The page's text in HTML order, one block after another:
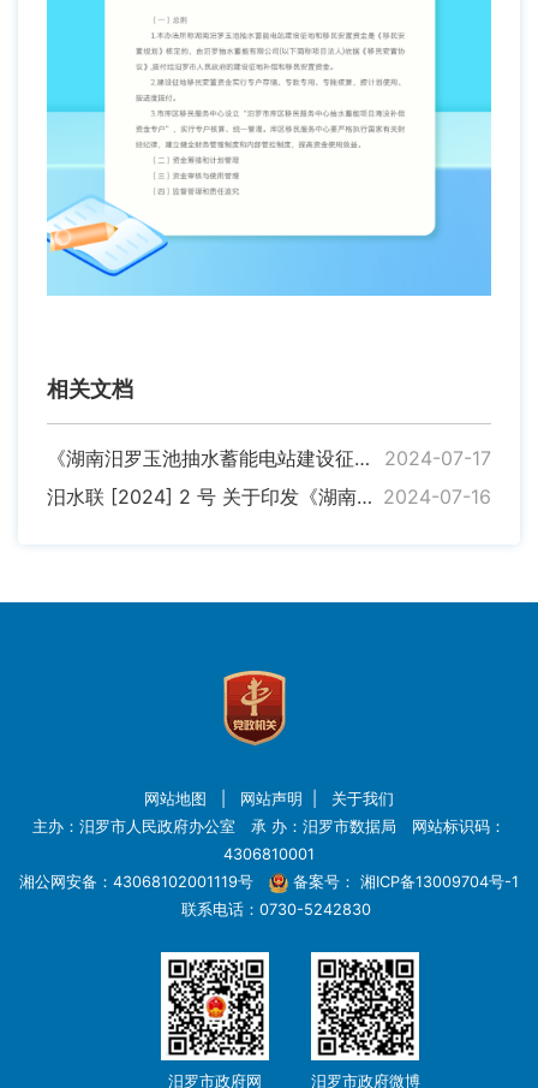
相关文档
《湖南汨罗玉池抽水蓄能电站建设征地和移民安置资金管理办法》 政策解读
2024-07-17
汨水联 [2024] 2 号 关于印发《湖南汨罗玉池抽水蓄能电站建设征地和移民安置资金管理办法》的通知 2024-07-16
网站地图 网站声明
关于我们
主办：汨罗市人民政府办公室 承 办：汨罗市数据局 网站标识码：
4306810001
湘公网安备：43068102001119号
备案号： 湘ICP备13009704号-1
联系电话：0730-5242830
汨罗市政府网 汨罗市政府微博